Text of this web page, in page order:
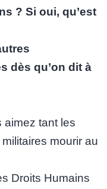
? Si oui, qu’est
dès qu’on dit à
aimez tant les
mourir au
Droits Humains